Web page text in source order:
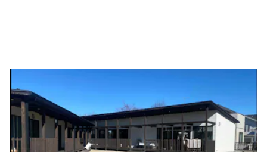
広いお庭で子ども達とお野菜やお花を育てています。のびのび虫
探しをしたりお砂遊びをしたり遊びを見つけて楽しむことができ